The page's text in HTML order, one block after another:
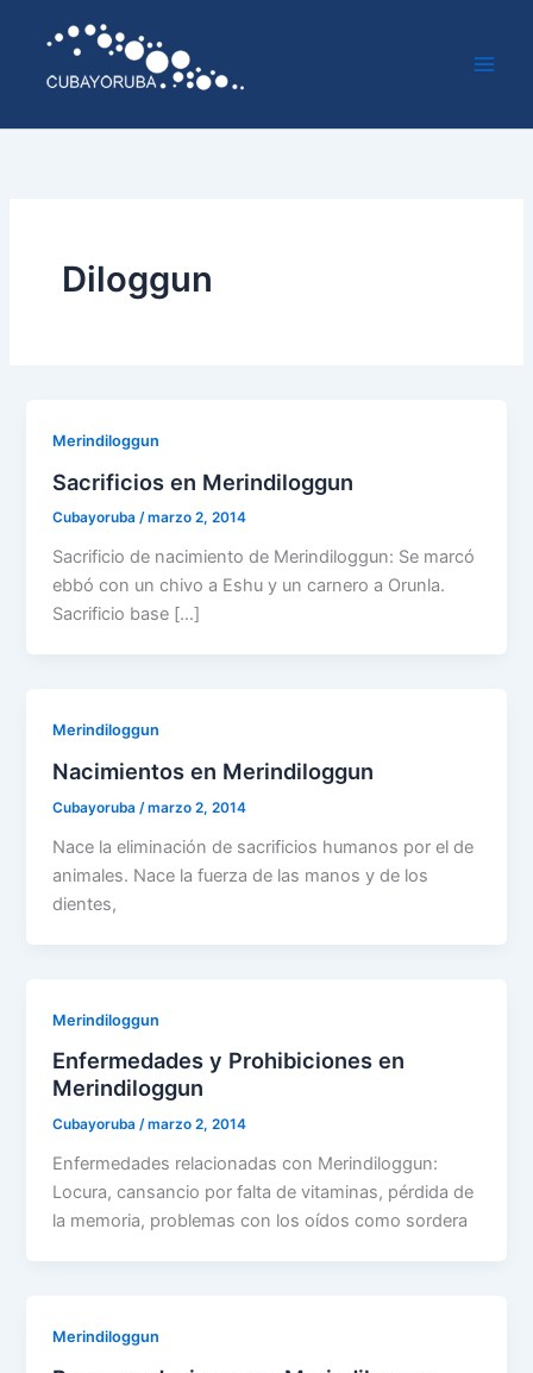
contenido
Diloggun
Merindiloggun
Sacrificios en Merindiloggun
Cubayoruba/marzo 2, 2014
Sacrificio de nacimiento de Merindiloggun: Se marcó
ebbó con un chivo a Eshu y un carnero a Orunla.
Sacrificio base […]
Merindiloggun
Nacimientos en Merindiloggun
Cubayoruba/marzo 2, 2014
Nace la eliminación de sacrificios humanos por el de
animales. Nace la fuerza de las manos y de los
dientes,
Merindiloggun
Enfermedades y Prohibiciones en
Merindiloggun
Cubayoruba/marzo 2, 2014
Enfermedades relacionadas con Merindiloggun:
Locura, cansancio por falta de vitaminas, pérdida de
la memoria, problemas con los oídos como sordera
Merindiloggun